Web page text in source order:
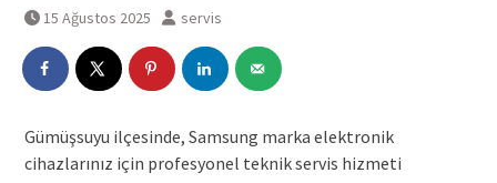
15 Ağustos 2025 servis
Gümüşsuyu ilçesinde, Samsung marka elektronik
cihazlarınız için profesyonel teknik servis hizmeti